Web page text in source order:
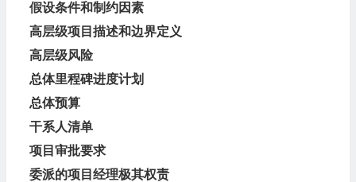
假设条件和制约因素
高层级项目描述和边界定义
高层级风险
总体里程碑进度计划
总体预算
干系人清单
项目审批要求
委派的项目经理极其权责